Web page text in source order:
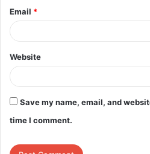
Email *
Website
Save my name, email, and
time I comment.